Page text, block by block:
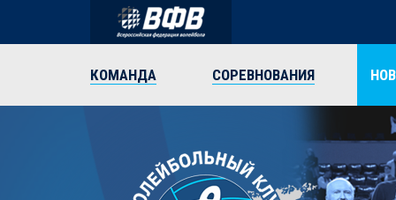
КОМАНДА СОРЕВНОВАНИЯ